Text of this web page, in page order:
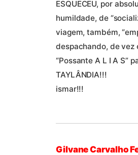
ESQUECEU, por
humildade, de
viagem, também,
despachando, de vez
“Possante A L I A S”
TAYLÂNDIA!!!
ismar!!!
Gilvane Carvalho